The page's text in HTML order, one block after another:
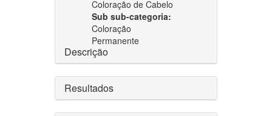
Coloração de Cabelo
Sub sub-categoria:
Coloração
Permanente
Descrição
Resultados